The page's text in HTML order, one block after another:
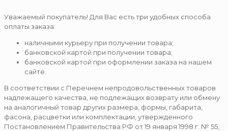
Уважаемый покупатель! Для Вас есть три удобных способа
оплаты заказа:
наличными курьеру при получении товара;
банковской картой при получении товара;
банковской картой при оформлении заказа на нашем
сайте.
В соответствии с Перечнем непродовольственных товаров
надлежащего качества, не подлежащих возврату или обмену
на аналогичный товар других размера, формы, габарита,
фасона, расцветки или комплектации, утвержденного
Постановлением Правительства РФ от 19 января 1998 г. № 55,